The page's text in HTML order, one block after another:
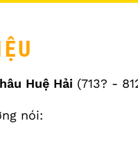
Huệ Hải (713? -
nói: